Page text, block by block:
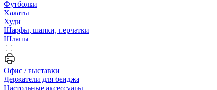
Футболки
Халаты
Худи
Шарфы, шапки, перчатки
Шляпы
Офис / выставки
Держатели для бейджа
Настольные аксессуары